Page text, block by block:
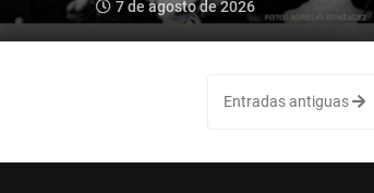
7 de agosto de 2026
Entradas antiguas